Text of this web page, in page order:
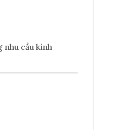
nhu cầu kinh